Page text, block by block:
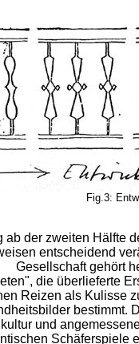
Fig.3:
der zweiten Hälfte
entscheidend
Gesellschaft gehört
die überlieferte
Reizen als Kulisse
bestimmt.
und
Schäferspiele